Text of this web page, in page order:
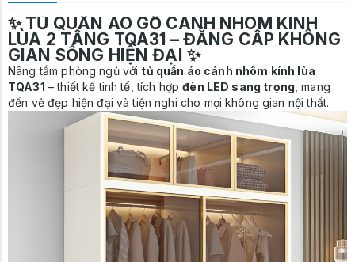
✨TỦ QUẦN ÁO GỖ CÁNH NHÔM KÍNH
LÙA 2 TẦNG TQA31 – ĐẲNG CẤP KHÔNG
GIAN SỐNG HIỆN ĐẠI ✨
Nâng tầm phòng ngủ với tủ quần áo cánh nhôm kính lùa
TQA31 – thiết kế tinh tế, tích hợpđèn LED sang trọng , mang
đến vẻ đẹp hiện đại và tiện nghi cho mọi không gian nội thất.